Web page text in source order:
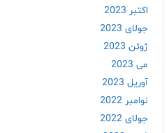
اکتبر 2023
جولای 2023
ژوئن 2023
می 2023
آوریل 2023
نوامبر 2022
جولای 2022